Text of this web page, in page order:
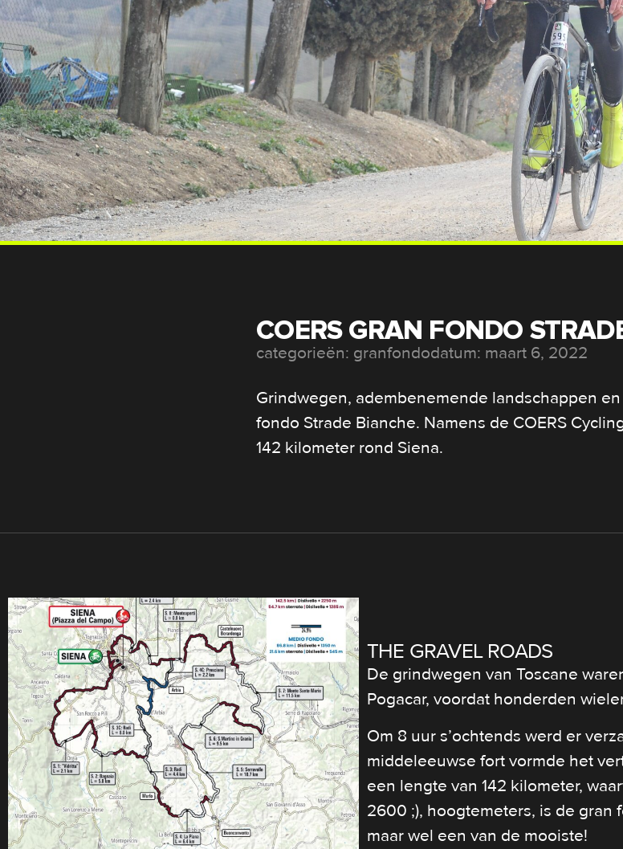
COERS GRAN FONDO
categorieën: granfondodatum: maart 6, 2022
Grindwegen, adembenemende landschappen
fondo Strade Bianche. Namens de COERS
142 kilometer rond Siena.
THE GRAVEL ROADS
De grindwegen van Toscane
Pogacar, voordat honderden
Om 8 uur s’ochtends werd er
middeleeuwse fort vormde het
een lengte van 142 kilometer,
2600 ;), hoogtemeters, is de gran
maar wel een van de mooiste!